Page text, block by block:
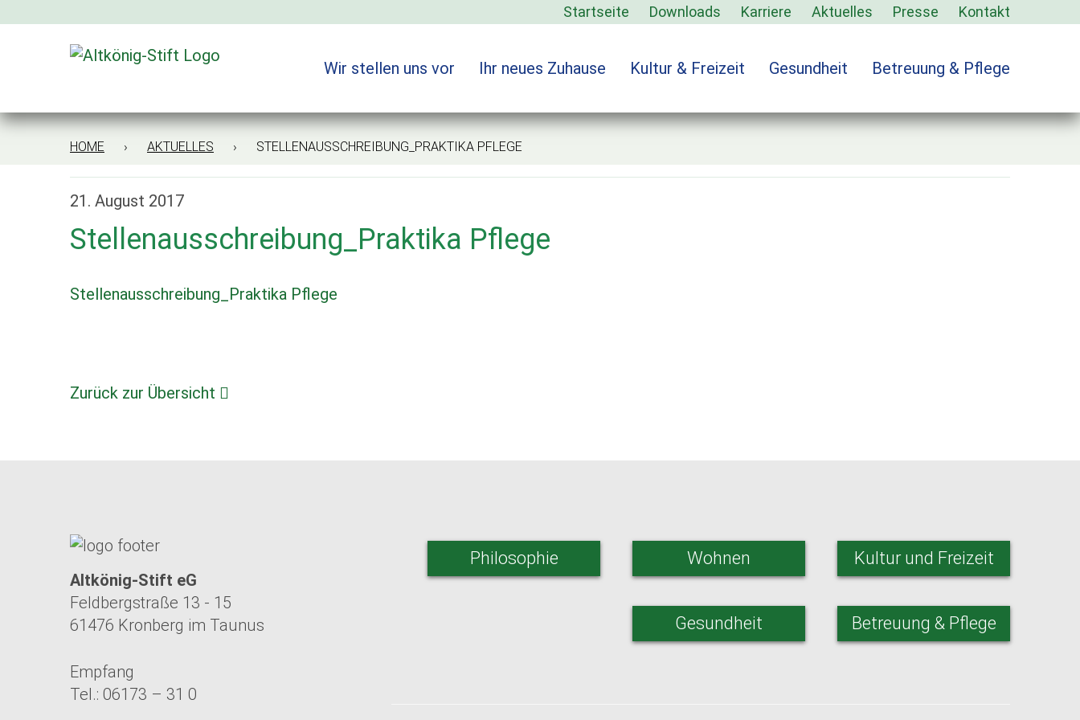
Startseite Downloads Karriere Aktuelles Presse Kontakt
Wir stellen uns vor Ihr neues Zuhause Kultur & Freizeit Gesundheit Betreuung & Pflege
HOME › AKTUELLES › STELLENAUSSCHREIBUNG_PRAKTIKA PFLEGE
21. August 2017
Stellenausschreibung_Praktika Pflege
Stellenausschreibung_Praktika Pflege
Zurück zur Übersicht
Altkönig-Stift eG
Feldbergstraße 13 - 15
61476 Kronberg im Taunus
Empfang
Tel.: 06173 – 31 0
Philosophie Wohnen Kultur und Freizeit
Gesundheit Betreuung & Pflege